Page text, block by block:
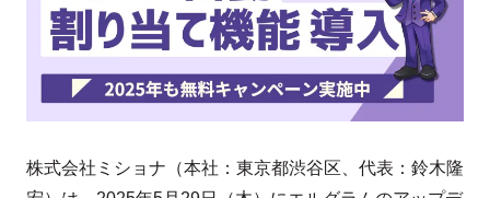
株式会社ミショナ（本社：東京都渋谷区、代表：鈴木隆